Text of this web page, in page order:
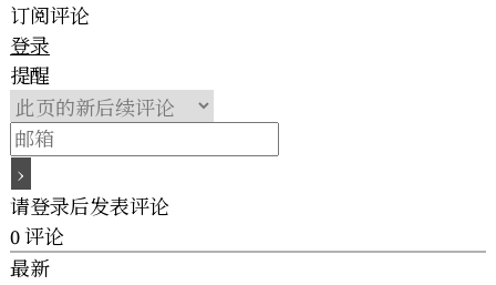
订阅评论
登录
提醒
请登录后发表评论
0评论
最新